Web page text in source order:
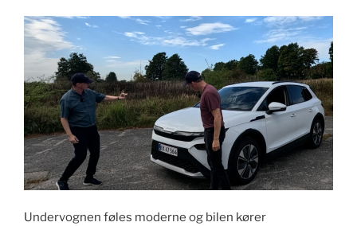
Undervognen føles moderne og bilen kører